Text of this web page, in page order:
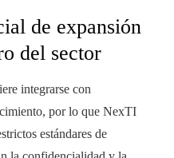
de expansión
del sector
integrarse con
por lo que NexTI
estándares de